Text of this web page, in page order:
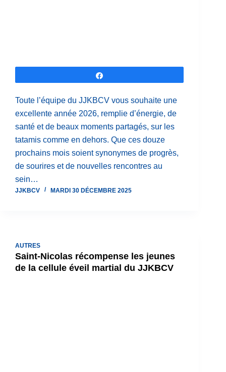
Toute l’équipe du JJKBCV vous souhaite une
excellente année 2026, remplie d’énergie, de
santé et de beaux moments partagés, sur les
tatamis comme en dehors. Que ces douze
prochains mois soient synonymes de progrès,
de sourires et de nouvelles rencontres au
sein…
JJKBCV MARDI 30 DÉCEMBRE 2025
AUTRES
Saint-Nicolas récompense les jeunes
de la cellule éveil martial du JJKBCV